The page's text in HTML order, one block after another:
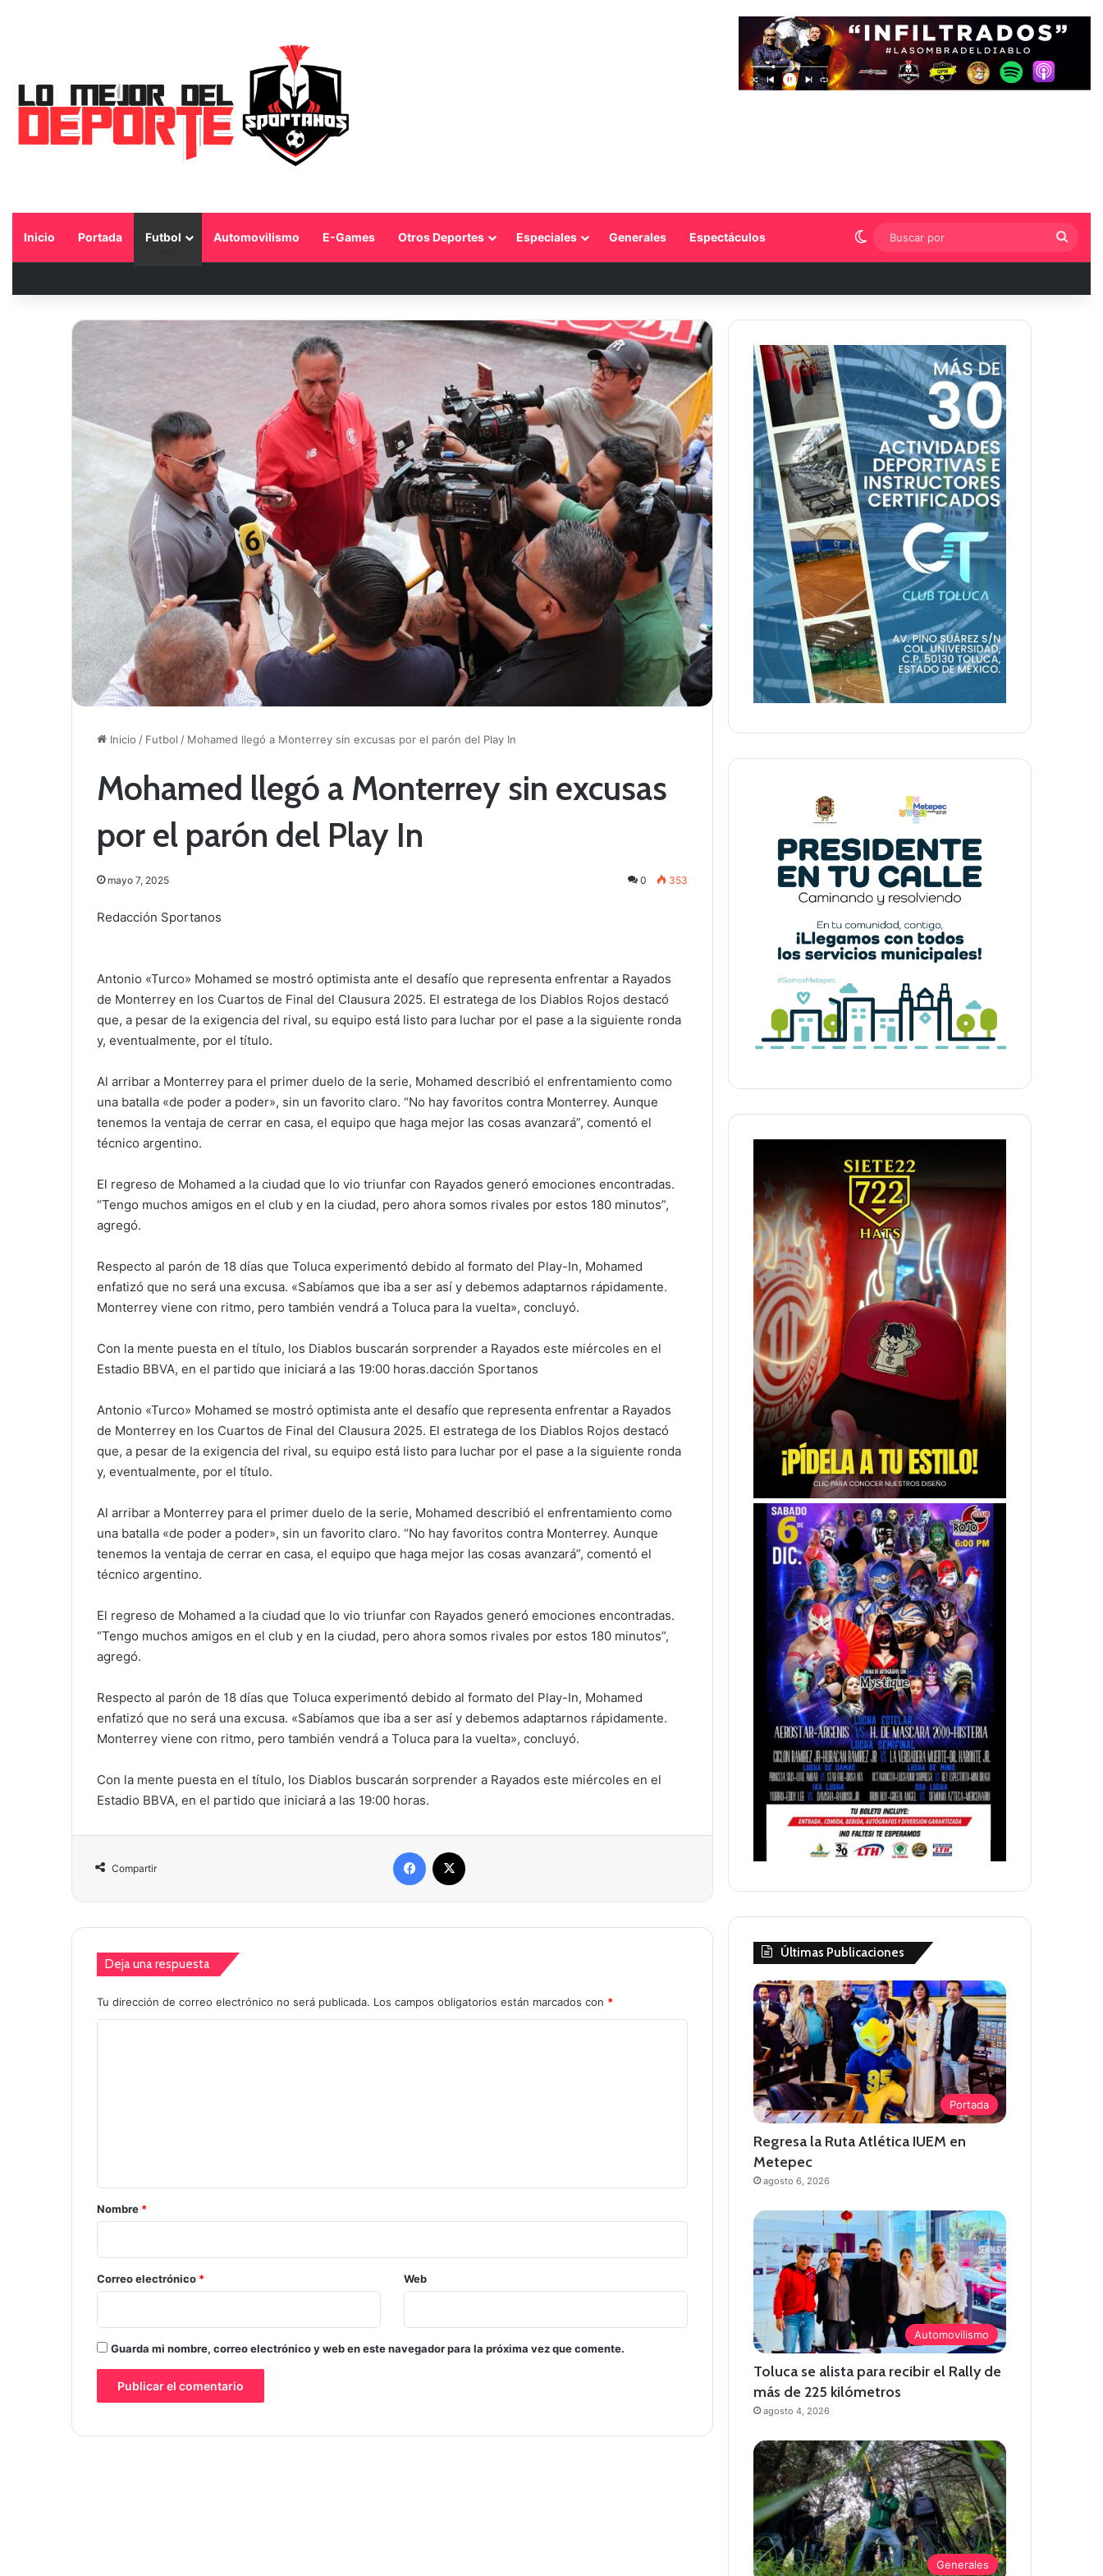
Inicio Portada Futbol Automovilismo E-Games Otros Deportes Especiales Generales Espectáculos Switch skin
por
Inicio / Futbol / Mohamed llegó a Monterrey sin excusas por el parón del Play In
Mohamed llegó a Monterrey sin excusas
por el parón del Play In
mayo 7, 2025 0 353
Redacción Sportanos
Antonio «Turco» Mohamed se mostró optimista ante el desafío que representa enfrentar a Rayados
de Monterrey en los Cuartos de Final del Clausura 2025. El estratega de los Diablos Rojos destacó
que, a pesar de la exigencia del rival, su equipo está listo para luchar por el pase a la siguiente ronda
y, eventualmente, por el título.
Al arribar a Monterrey para el primer duelo de la serie, Mohamed describió el enfrentamiento como
una batalla «de poder a poder», sin un favorito claro. “No hay favoritos contra Monterrey. Aunque
tenemos la ventaja de cerrar en casa, el equipo que haga mejor las cosas avanzará”, comentó el
técnico argentino.
El regreso de Mohamed a la ciudad que lo vio triunfar con Rayados generó emociones encontradas.
“Tengo muchos amigos en el club y en la ciudad, pero ahora somos rivales por estos 180 minutos”,
agregó.
Respecto al parón de 18 días que Toluca experimentó debido al formato del Play-In, Mohamed
enfatizó que no será una excusa. «Sabíamos que iba a ser así y debemos adaptarnos rápidamente.
Monterrey viene con ritmo, pero también vendrá a Toluca para la vuelta», concluyó.
Con la mente puesta en el título, los Diablos buscarán sorprender a Rayados este miércoles en el
Estadio BBVA, en el partido que iniciará a las 19:00 horas.dacción Sportanos
Antonio «Turco» Mohamed se mostró optimista ante el desafío que representa enfrentar a Rayados
de Monterrey en los Cuartos de Final del Clausura 2025. El estratega de los Diablos Rojos destacó
que, a pesar de la exigencia del rival, su equipo está listo para luchar por el pase a la siguiente ronda
y, eventualmente, por el título.
Al arribar a Monterrey para el primer duelo de la serie, Mohamed describió el enfrentamiento como
una batalla «de poder a poder», sin un favorito claro. “No hay favoritos contra Monterrey. Aunque
tenemos la ventaja de cerrar en casa, el equipo que haga mejor las cosas avanzará”, comentó el
técnico argentino.
El regreso de Mohamed a la ciudad que lo vio triunfar con Rayados generó emociones encontradas.
“Tengo muchos amigos en el club y en la ciudad, pero ahora somos rivales por estos 180 minutos”,
agregó.
Respecto al parón de 18 días que Toluca experimentó debido al formato del Play-In, Mohamed
enfatizó que no será una excusa. «Sabíamos que iba a ser así y debemos adaptarnos rápidamente.
Monterrey viene con ritmo, pero también vendrá a Toluca para la vuelta», concluyó.
Con la mente puesta en el título, los Diablos buscarán sorprender a Rayados este miércoles en el
Estadio BBVA, en el partido que iniciará a las 19:00 horas.
Compartir
Facebook
Deja una respuesta
Tu dirección de correo electrónico no será publicada. Los campos obligatorios están marcados con *
r
o
*
Nombre *
Correo electrónico * Web
Guarda mi nombre, correo electrónico y web en este navegador para la próxima vez que comente.
Últimas Publicaciones
Portada
Regresa la Ruta Atlética IUEM en
Metepec
agosto 6, 2026
Automovilismo
Toluca se alista para recibir el Rally de
más de 225 kilómetros
agosto 4, 2026
Generales